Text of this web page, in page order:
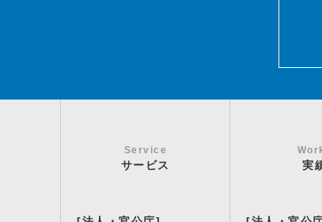
Service
サービス 実